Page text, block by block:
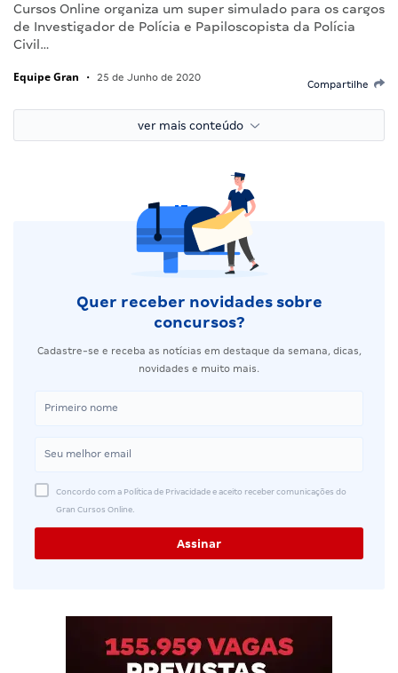
Cursos Online organiza um super simulado para os cargos
de Investigador de Polícia e Papiloscopista da Polícia
Civil…
Equipe Gran • 25 de Junho de 2020
Compartilhe
ver mais conteúdo
Quer receber novidades sobre
concursos?
Cadastre-se e receba as notícias em destaque da semana, dicas,
novidades e muito mais.
Concordo com a Política de Privacidade e aceito receber comunicações do
Gran Cursos Online.